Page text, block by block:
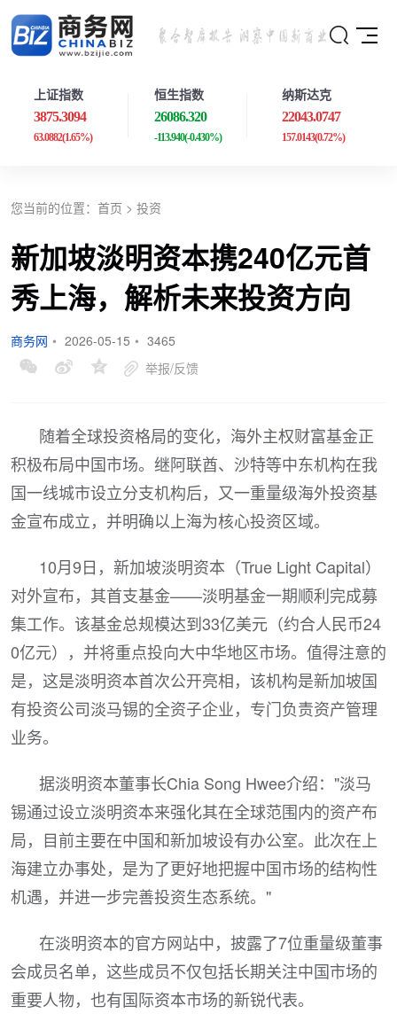
上证指数
3875.3094
63.0882(1.65%)
恒生指数
26086.320
-113.940(-0.430%)
纳斯达克
22043.0747
157.0143(0.72%)
您当前的位置： 首页 > 投资
新加坡淡明资本携240亿元首
秀上海，解析未来投资方向
商务网 • 2026-05-15 • 3465
举报/反馈
随着全球投资格局的变化，海外主权财富基金正
积极布局中国市场。继阿联酋、沙特等中东机构在我
国一线城市设立分支机构后，又一重量级海外投资基
金宣布成立，并明确以上海为核心投资区域。
10月9日，新加坡淡明资本（True Light Capital）
对外宣布，其首支基金——淡明基金一期顺利完成募
集工作。该基金总规模达到33亿美元（约合人民币24
0亿元），并将重点投向大中华地区市场。值得注意的
是，这是淡明资本首次公开亮相，该机构是新加坡国
有投资公司淡马锡的全资子企业，专门负责资产管理
业务。
据淡明资本董事长Chia Song Hwee介绍："淡马
锡通过设立淡明资本来强化其在全球范围内的资产布
局，目前主要在中国和新加坡设有办公室。此次在上
海建立办事处，是为了更好地把握中国市场的结构性
机遇，并进一步完善投资生态系统。"
在淡明资本的官方网站中，披露了7位重量级董事
会成员名单，这些成员不仅包括长期关注中国市场的
重要人物，也有国际资本市场的新锐代表。